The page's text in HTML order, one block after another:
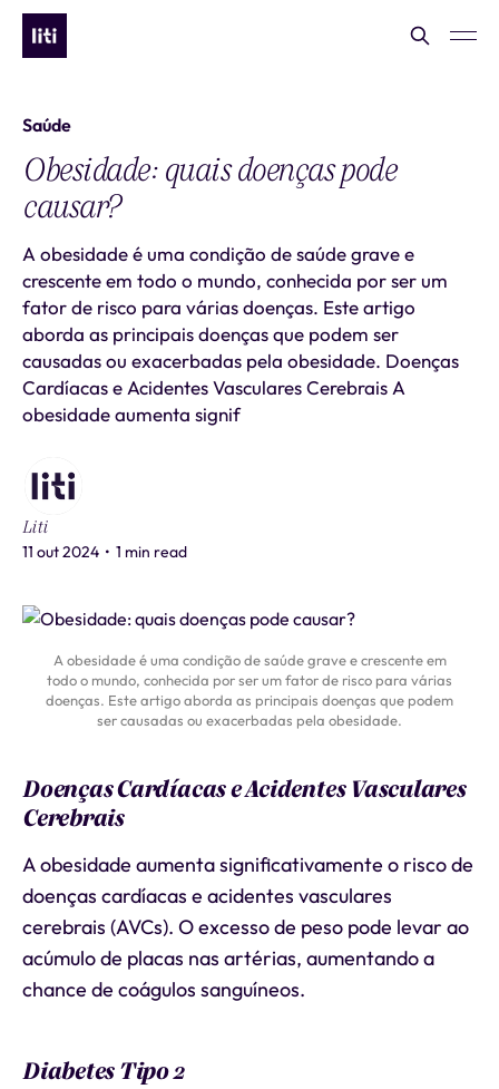
Saúde
Obesidade: quais doenças pode
causar?
A obesidade é uma condição de saúde grave e
crescente em todo o mundo, conhecida por ser um
fator de risco para várias doenças. Este artigo
aborda as principais doenças que podem ser
causadas ou exacerbadas pela obesidade. Doenças
Cardíacas e Acidentes Vasculares Cerebrais A
obesidade aumenta signif
Liti
11 out 2024 • 1 min read
A obesidade é uma condição de saúde grave e crescente em
todo o mundo, conhecida por ser um fator de risco para várias
doenças. Este artigo aborda as principais doenças que podem
ser causadas ou exacerbadas pela obesidade.
Doenças Cardíacas e Acidentes Vasculares
Cerebrais
A obesidade aumenta significativamente o risco de
doenças cardíacas e acidentes vasculares
cerebrais (AVCs). O excesso de peso pode levar ao
acúmulo de placas nas artérias, aumentando a
chance de coágulos sanguíneos.
Diabetes Tipo 2